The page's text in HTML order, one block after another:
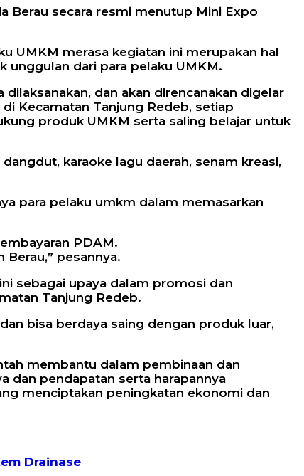
Berau secara resmi menutup Mini Expo
UMKM merasa kegiatan ini merupakan hal
dari para pelaku UMKM.
dan akan direncanakan digelar
Kecamatan Tanjung Redeb, setiap
produk UMKM serta saling belajar untuk
karaoke lagu daerah, senam kreasi,
para pelaku umkm dalam memasarkan
PDAM.
pesannya.
sebagai upaya dalam promosi dan
Tanjung Redeb.
bisa berdaya saing dengan produk luar,
membantu dalam pembinaan dan
dan pendapatan serta harapannya
menciptakan peningkatan ekonomi dan
Drainase